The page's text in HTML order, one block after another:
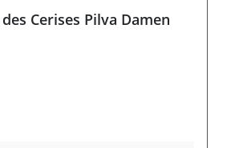
Cerises Pilva Damen